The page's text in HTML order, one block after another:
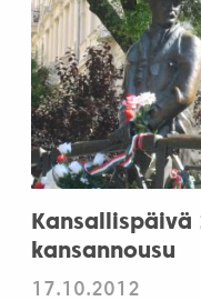
Kansallispäivä
kansannousu
17.10.2012